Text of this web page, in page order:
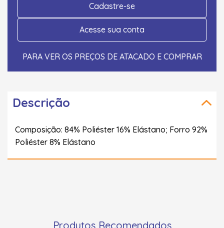
Cadastre-se
Acesse sua conta
PARA VER OS PREÇOS DE ATACADO E COMPRAR
Descrição
Composição: 84% Poliéster 16% Elástano; Forro 92%
Poliéster 8% Elástano
Produtos Recomendados